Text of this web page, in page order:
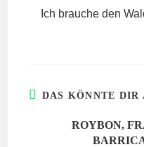
Ich brauche den
DAS KÖNNTE DIR
ROYBON,